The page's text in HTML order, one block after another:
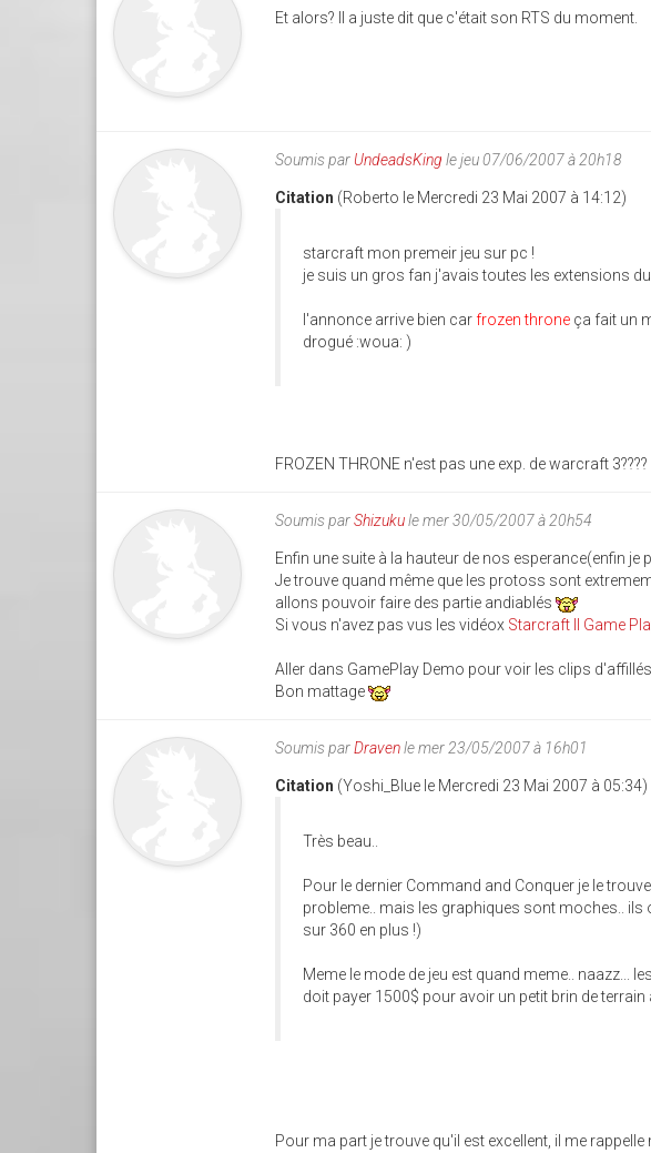
Et alors? Il a juste dit que c'était son RTS du moment.
Soumis par UndeadsKing le jeu 07/06/2007 à 20h18
Citation (Roberto le Mercredi 23 Mai 2007 à 14:12)
starcraft mon premeir jeu sur pc !
je suis un gros fan j'avais toutes les extensions du
l'annonce arrive bien carfrozen throne ça fait un
drogué :woua: )
FROZEN THRONE n'est pas une exp. de warcraft 3????
Soumis parShizukule mer 30/05/2007 à 20h54
Enfin une suite à la hauteur de nos esperance(enfin je
Je trouve quand même que les protoss sont
allons pouvoir faire des partie andiablés
Si vous n'avez pas vus les vidéox Starcraft II Game
Aller dans GamePlay Demo pour voir les clips
Bon mattage
Soumis parDravenle mer 23/05/2007 à 16h01
Citation (Yoshi_Blue le Mercredi 23 Mai 2007 à 05:34)
Très beau..
Pour le dernier Command and Conquer je le
probleme.. mais les graphiques sont moches.. ils
sur 360 en plus !)
Meme le mode de jeu est quand meme.. naazz...
doit payer 1500$ pour avoir un petit brin de terrain
Pour ma part je trouve qu'il est excellent, il me